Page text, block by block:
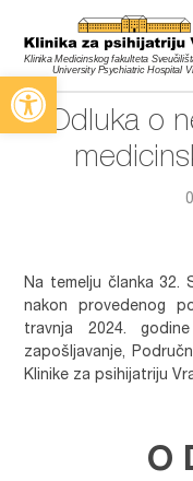
Open toolbar
Odluka o
Na temelju članka 32.
nakon provedenog
travnja 2024.
zapošljavanje,
Klinike za psihijatriju
O